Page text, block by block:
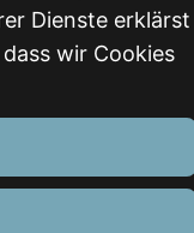
Dienste erklärst
wir Cookies